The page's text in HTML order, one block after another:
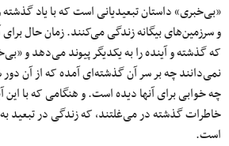
«بی‌خبری» داستان تبعیدیانی است که با یاد
و سرزمین‌های بیگانه زندگی می‌کنند. زمان حال
که گذشته و آینده را به یکدیگر پیوند می‌دهد و
نمی‌دانند چه بر سر آن گذشته‌ای آمده که از آن دور
چه خوابی برای آنها دیده است. و هنگامی که با این
خاطرات گذشته در می‌غلتند، که زندگی در تبعید
است.